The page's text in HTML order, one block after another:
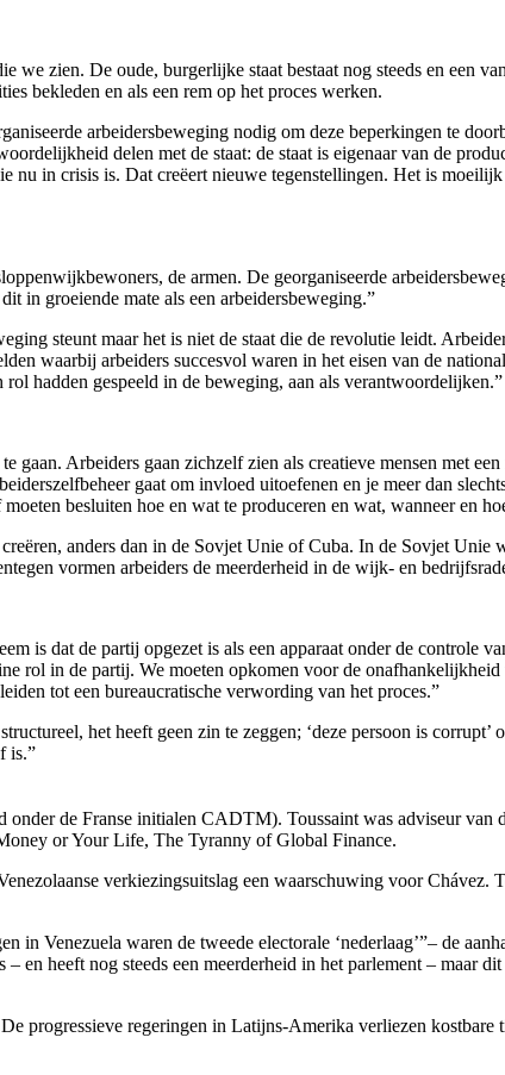
zien. De oude, burgerlijke staat bestaat nog steeds en een
bekleden en als een rem op het proces werken.
arbeidersbeweging nodig om deze beperkingen te
delen met de staat: de staat is eigenaar van de
nu in crisis is. Dat creëert nieuwe tegenstellingen. Het is
de armen. De georganiseerde
in groeiende mate als een arbeidersbeweging.”
steunt maar het is niet de staat die de revolutie leidt.
waarbij arbeiders succesvol waren in het eisen van de
hadden gespeeld in de beweging, aan als verantwoordelijken.”
Arbeiders gaan zichzelf zien als creatieve mensen met
gaat om invloed uitoefenen en je meer dan
besluiten hoe en wat te produceren en wat, wanneer en
anders dan in de Sovjet Unie of Cuba. In de Sovjet Unie
vormen arbeiders de meerderheid in de wijk- en
is dat de partij opgezet is als een apparaat onder de controle
rol in de partij. We moeten opkomen voor de
tot een bureaucratische verwording van het proces.”
het heeft geen zin te zeggen; ‘deze persoon is corrupt’
is.”
de Franse initialen CADTM). Toussaint was adviseur van
or Your Life, The Tyranny of Global Finance.
verkiezingsuitslag een waarschuwing voor Chávez.
Venezuela waren de tweede electorale ‘nederlaag’”– de
heeft nog steeds een meerderheid in het parlement – maar
progressieve regeringen in Latijns-Amerika verliezen